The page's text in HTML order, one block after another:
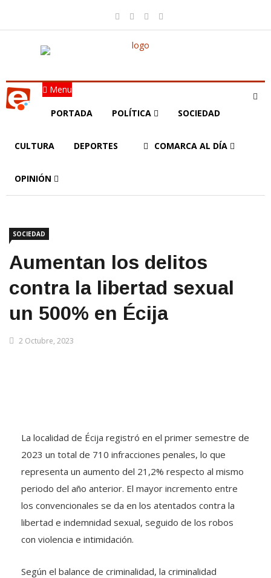
Menu
PORTADA POLÍTICA SOCIEDAD
CULTURA DEPORTES COMARCA AL DÍA
OPINIÓN
SOCIEDAD
Aumentan los delitos
contra la libertad sexual
un 500% en Écija
2 Octubre, 2023
La localidad de Écija registró en el primer semestre de
2023 un total de 710 infracciones penales, lo que
representa un aumento del 21,2% respecto al mismo
periodo del año anterior. El mayor incremento entre
los convencionales se da en los atentados contra la
libertad e indemnidad sexual, seguido de los robos
con violencia e intimidación.
Según el balance de criminalidad, la criminalidad